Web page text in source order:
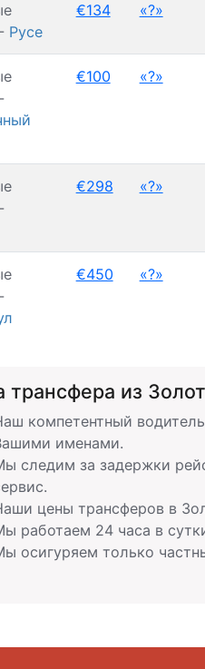
Русе
€134 «?»
€100 «?»
€298 «?»
€450 «?»
трансферa из
компетентный
именами.
следим за задержки
цены трансферов в
работаем 24 часа в
осигуряем только